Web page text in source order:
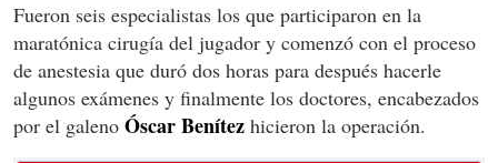
Fueron seis especialistas los que participaron en la
maratónica cirugía del jugador y comenzó con el proceso
de anestesia que duró dos horas para después hacerle
algunos exámenes y finalmente los doctores, encabezados
por el galeno Óscar Benítez hicieron la operación.